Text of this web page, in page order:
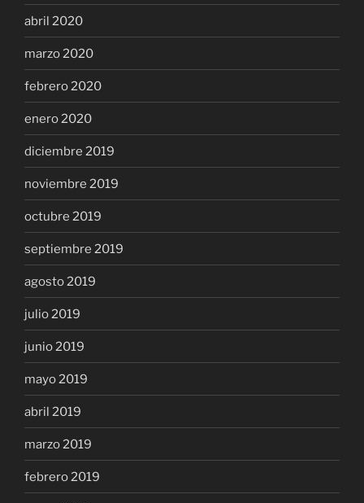
abril 2020
marzo 2020
febrero 2020
enero 2020
diciembre 2019
noviembre 2019
octubre 2019
septiembre 2019
agosto 2019
julio 2019
junio 2019
mayo 2019
abril 2019
marzo 2019
febrero 2019